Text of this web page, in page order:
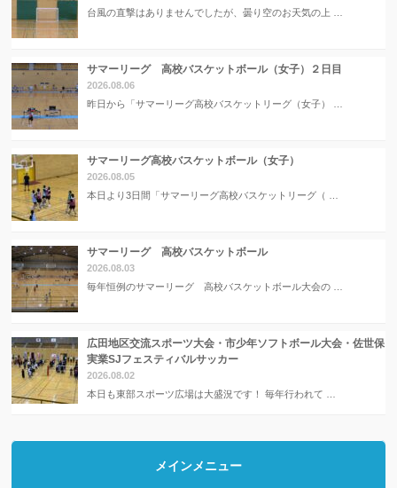
台風の直撃はありませんでしたが、曇り空のお天気の上 …
サマーリーグ 高校バスケットボール（女子）２日目
2026.08.06
昨日から「サマーリーグ高校バスケットリーグ（女子） …
サマーリーグ高校バスケットボール（女子）
2026.08.05
本日より3日間「サマーリーグ高校バスケットリーグ（ …
サマーリーグ 高校バスケットボール
2026.08.03
毎年恒例のサマーリーグ 高校バスケットボール大会の …
広田地区交流スポーツ大会・市少年ソフトボール大会・佐世保
実業SJフェスティバルサッカー
2026.08.02
本日も東部スポーツ広場は大盛況です！ 毎年行われて …
メインメニュー